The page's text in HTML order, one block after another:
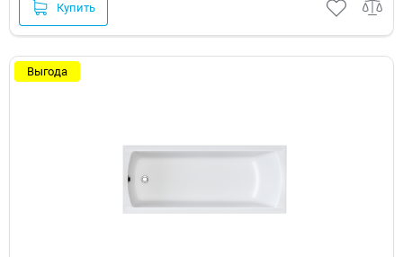
Купить
Выгода